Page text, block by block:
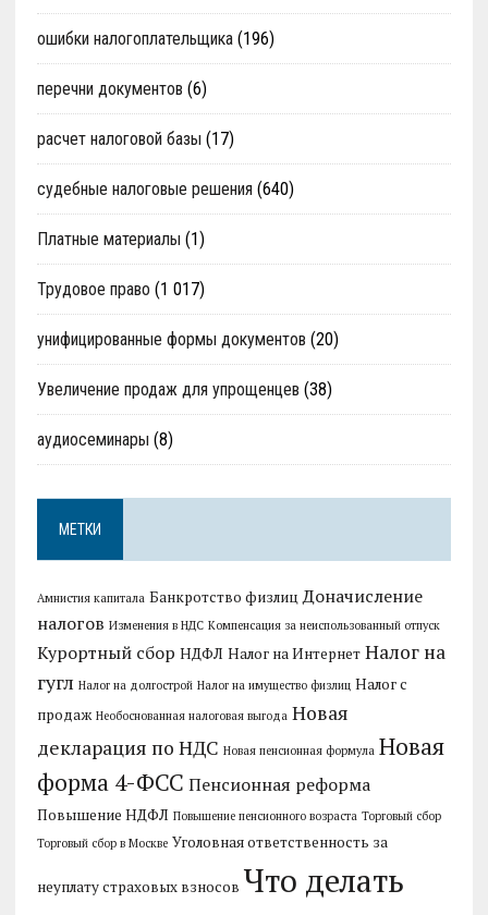
ошибки налогоплательщика(196)
перечни документов (6)
расчет налоговой базы (17)
судебные налоговые решения (640)
Платные материалы (1)
Трудовое право (1 017)
унифицированные формы документов (20)
Увеличение продаж для упрощенцев (38)
аудиосеминары (8)
МЕТКИ
Амнистия капитала Банкротство физлиц Доначисление
налогов Изменения в НДС Компенсация за неиспользованный отпуск
Курортный сбор НДФЛ Налог на Интернет Налог на
гугл Налог на долгострой Налог на имущество физлиц Налог с
продаж Необоснованная налоговая выгода Новая
декларация по НДС Новая пенсионная формула Новая
форма 4-ФСС Пенсионная реформа
Повышение НДФЛ Повышение пенсионного возраста Торговый сбор
Торговый сбор в Москве Уголовная ответственность за
неуплату страховых взносов Что делать